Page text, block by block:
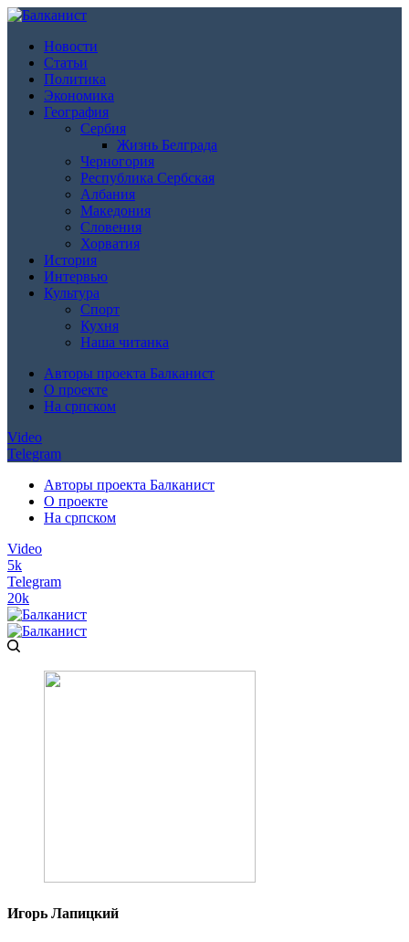
Новости
Статьи
Политика
Экономика
География
Сербия
Жизнь Белграда
Черногория
Республика Сербская
Албания
Македония
Словения
Хорватия
История
Интервью
Культура
Спорт
Кухня
Наша читанка
Авторы проекта Балканист
О проекте
На српском
Video
Telegram
Авторы проекта Балканист
О проекте
На српском
Video
5k
Telegram
20k
Игорь Лапицкий